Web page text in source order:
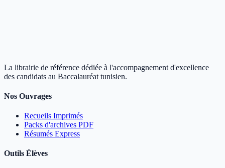
La librairie de référence dédiée à l'accompagnement d'excellence
des candidats au Baccalauréat tunisien.
Nos Ouvrages
Recueils Imprimés
Packs d'archives PDF
Résumés Express
Outils Élèves